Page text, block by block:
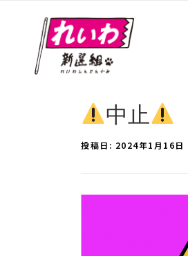
中止
投稿日: 2024年1月16日